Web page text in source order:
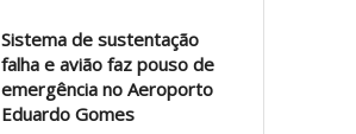
Sistema de sustentação
falha e avião faz pouso de
emergência no Aeroporto
Eduardo Gomes